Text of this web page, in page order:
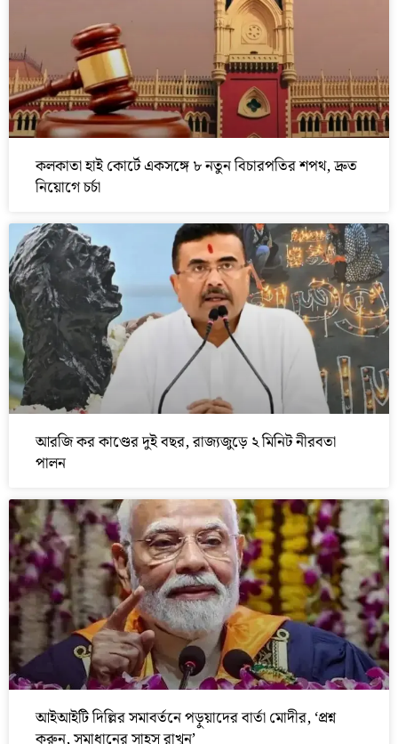
কলকাতা হাই কোর্টে একসঙ্গে ৮ নতুন বিচারপতির শপথ, দ্রুত
নিয়োগে চর্চা
আরজি কর কাণ্ডের দুই বছর, রাজ্যজুড়ে ২ মিনিট নীরবতা
পালন
আইআইটি দিল্লির সমাবর্তনে পড়ুয়াদের বার্তা মোদীর, ‘প্রশ্ন